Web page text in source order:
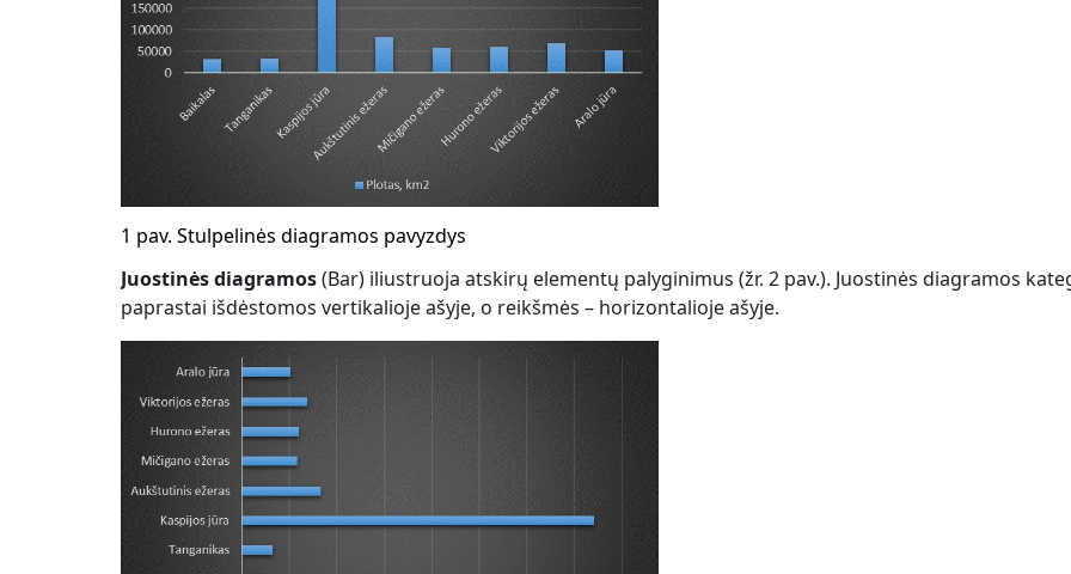
1 pav. Stulpelinės diagramos pavyzdys
Juostinės diagramos(Bar) iliustruoja atskirų elementų palyginimus (žr. 2 pav.). Juostinės diagramos
paprastai išdėstomos vertikalioje ašyje, o reikšmės – horizontalioje ašyje.